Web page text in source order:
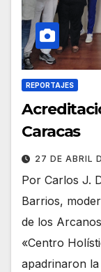
REPORTAJES
Caracas
27 DE ABRIL
Por Carlos J.
Barrios,
de los
«Centro
apadrinaron